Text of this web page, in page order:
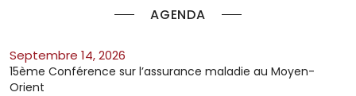
AGENDA
septembre 14, 2026
15ème Conférence sur l’assurance maladie au Moyen-
Orient